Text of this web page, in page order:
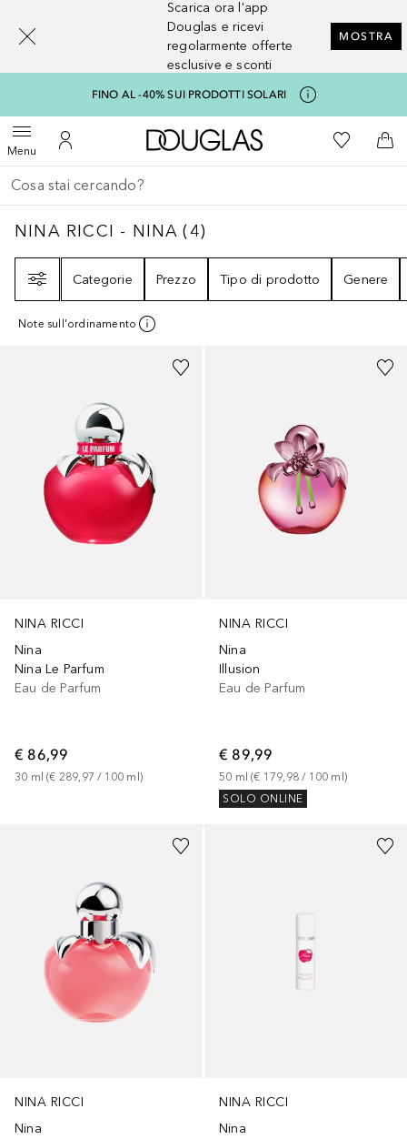
Scarica ora l'app
Douglas e ricevi
regolarmente offerte
esclusive e sconti
MOSTRA
FINO AL -40% SUI PRODOTTI SOLARI
MenuApri menuAl Mio Account
A Douglas HomeAlla Mia
Al
Torna indietro
Esegui ricerca
NINA RICCI - NINA4
NINA RICCI - NINA (4)
Categorie
Prezzo Tipo di prodotto Genere
Note sull'ordinamento
NINA RICCI
Nina
Nina Le Parfum
Eau de Parfum
€ 86,99
30 ml (€ 289,97 / 100 ml )
NINA RICCI
Nina
Illusion
Eau de Parfum
€ 89,99
50 ml (€ 179,98 / 100 ml )
SOLO ONLINE
NINA RICCI
Nina
NINA RICCI
Nina
[navigation.slideout.screenreader]